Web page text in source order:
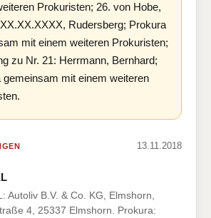
Prokuristen; 26. von Hobe,
Rudersberg; Prokura
mit einem weiteren Prokuristen;
zu Nr. 21: Herrmann, Bernhard;
gemeinsam mit einem weiteren
13.11.2018
Autoliv B.V. & Co. KG, Elmshorn,
4, 25337 Elmshorn. Prokura: